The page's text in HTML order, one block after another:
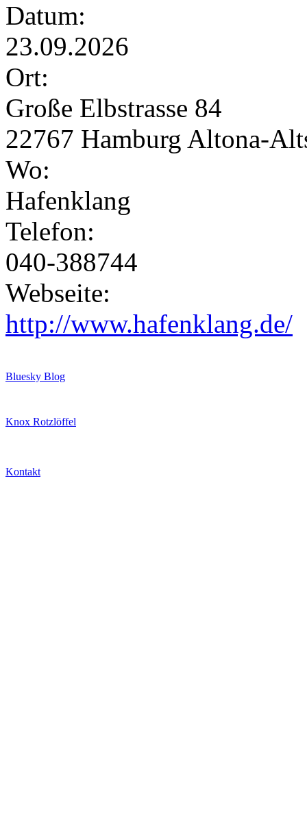
Datum:
23.09.2026
Ort:
Große Elbstrasse 84
22767 Hamburg Altona-
Wo:
Hafenklang
Telefon:
040-388744
Webseite:
http://www.hafenklang.de/
Bluesky Blog
Knox Rotzlöffel
Kontakt